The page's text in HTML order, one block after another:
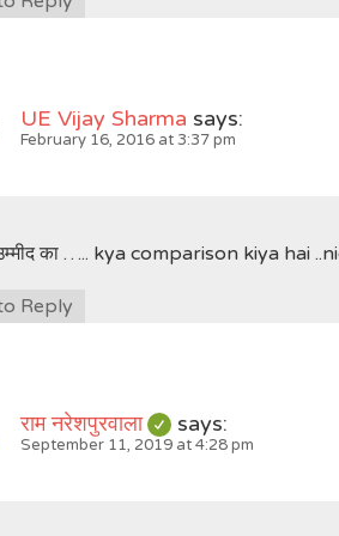
UE Vijay Sharma says:
February 16, 2016 at 3:37 pm
का ….. kya comparison kiya hai
Reply
राम नरेशपुरवाला says:
September 11, 2019 at 4:28 pm